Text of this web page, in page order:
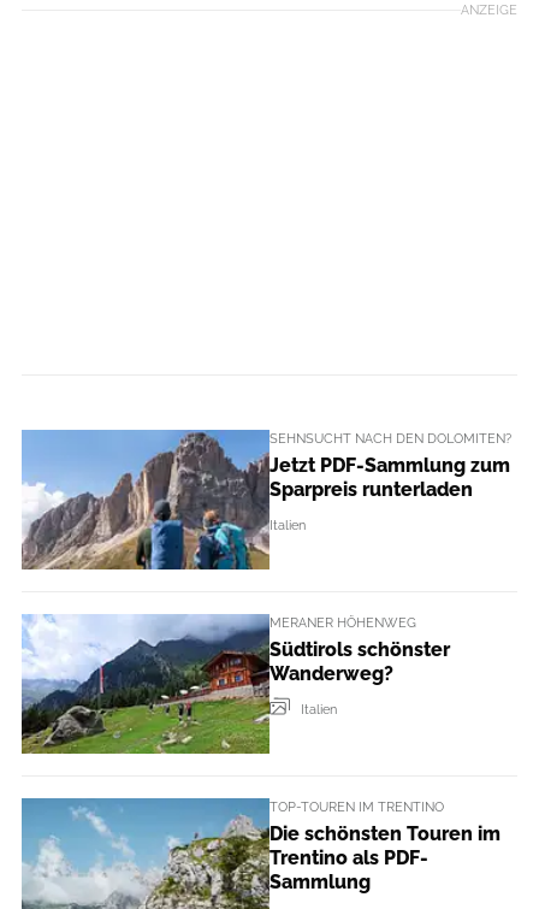
ANZEIGE
SEHNSUCHT NACH DEN DOLOMITEN?
Jetzt PDF-Sammlung zum
Sparpreis runterladen
Italien
MERANER HÖHENWEG
Südtirols schönster
Wanderweg?
Italien
TOP-TOUREN IM TRENTINO
Die schönsten Touren im
Trentino als PDF-
Sammlung